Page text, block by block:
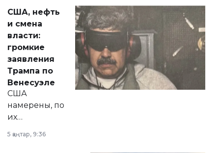
актуальных тем —
от слухов о
политических
реформах до
вопросов армии,
экономики и
личного здоровья.
США, нефть
и смена
власти:
громкие
заявления
Трампа по
Венесуэле
США
намерены, по
их
принести
5 қаңтар, 9:36